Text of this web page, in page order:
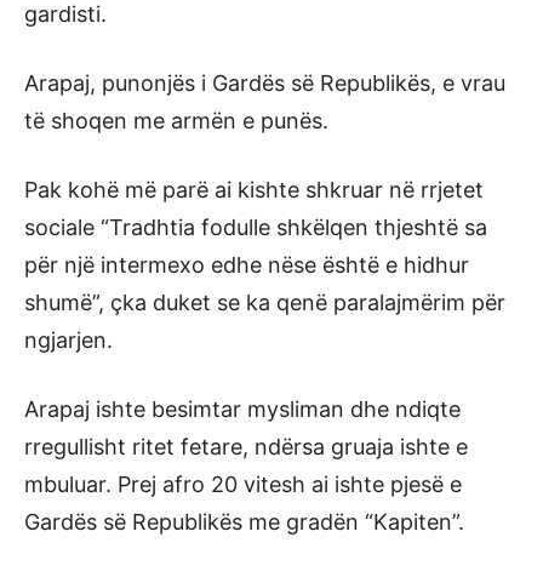
gardisti.
Arapaj, punonjës i Gardës së Republikës, e vrau
të shoqen me armën e punës.
Pak kohë më parë ai kishte shkruar në rrjetet
sociale “Tradhtia fodulle shkëlqen thjeshtë sa
për një intermexo edhe nëse është e hidhur
shumë”, çka duket se ka qenë paralajmërim për
ngjarjen.
Arapaj ishte besimtar mysliman dhe ndiqte
rregullisht ritet fetare, ndërsa gruaja ishte e
mbuluar. Prej afro 20 vitesh ai ishte pjesë e
Gardës së Republikës me gradën “Kapiten”.